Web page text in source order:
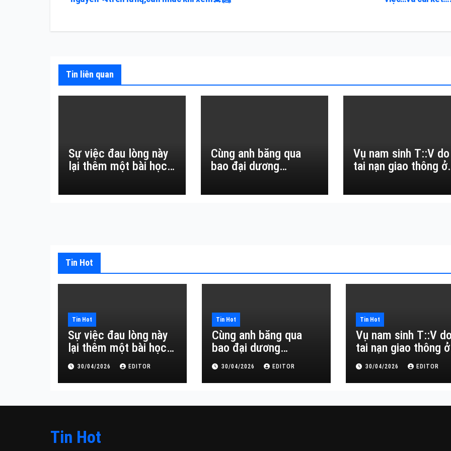
hướng
bài
Tin liên quan
Sự việc đau lòng này
lại thêm một bài học
thường.
Cùng anh băng qua
bao đại dương…
Vụ nam sinh T::V do
tai nạn giao thông ở
Tin Hot
Tin Hot
Sự việc đau lòng này
lại thêm một bài học
đắt giá về sự vô
thường.
30/04/2026 EDITOR
Tin Hot
Cùng anh băng qua
bao đại dương…
30/04/2026 EDITOR
Tin Hot
Vụ nam sinh T::V
tai nạn giao thông ở
Đắk Lắk
30/04/2026 EDITOR
Tin Hot